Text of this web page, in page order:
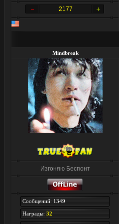
2177
Mindbreak
Изгоняю Беспонт
Сообщений: 1349
Награды: 32